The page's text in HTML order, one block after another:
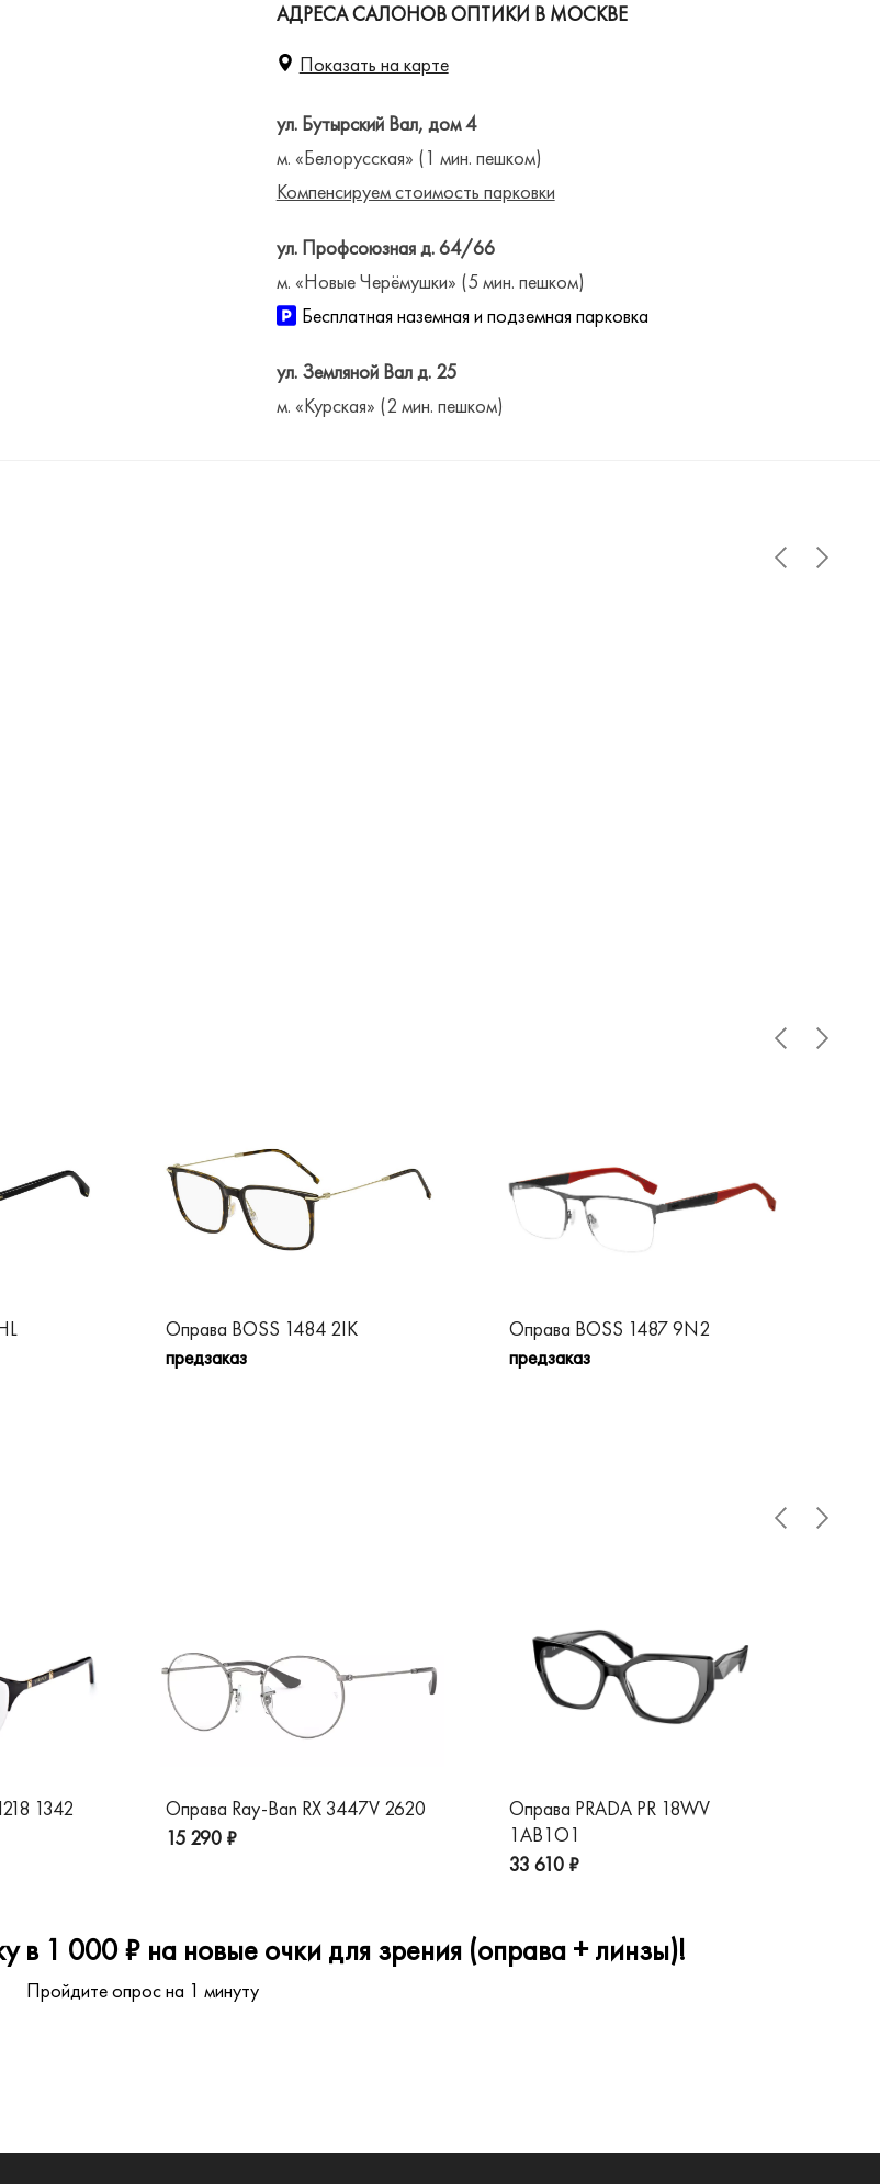
АДРЕСА САЛОНОВ ОПТИКИ В МОСКВЕ
Показать на карте
ул. Бутырский Вал, дом 4
м. «Белорусская» (1 мин. пешком)
Компенсируем стоимость парковки
ул. Профсоюзная д. 64/66
м. «Новые Черёмушки» (5 мин. пешком)
Бесплатная наземная и подземная парковка
ул. Земляной Вал д. 25
м. «Курская» (2 мин. пешком)
Оправа BOSS 1484 2IK
предзаказ
Оправа BOSS 1487 9N2
предзаказ
1342
Оправа Ray-Ban RX 3447V 2620
15 290 ₽
Оправа PRADA PR 18WV
1AB1O1
33 610 ₽
в 1 000 ₽ на новые очки для зрения (оправа + линзы)!
Пройдите опрос на 1 минуту